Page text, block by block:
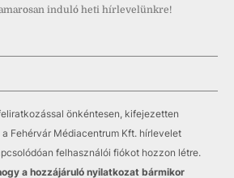
induló heti hírlevelünkre!
önkéntesen, kifejezetten
Fehérvár Médiacentrum Kft. hírlevelet
felhasználói fiókot hozzon létre.
a hozzájáruló nyilatkozat bármikor